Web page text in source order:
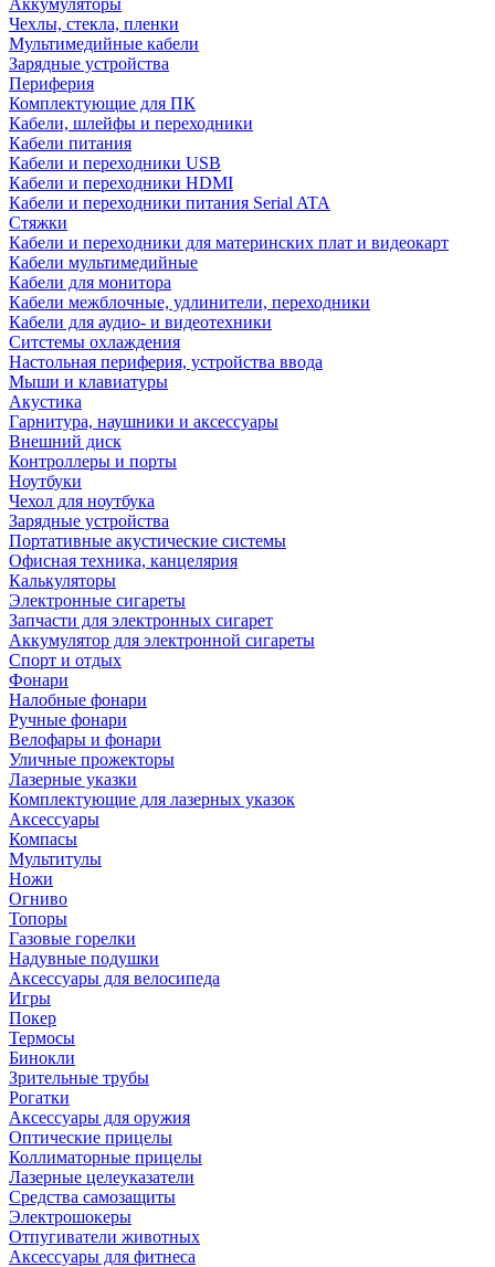
Аккумуляторы
Чехлы, стекла, пленки
Мультимедийные кабели
Зарядные устройства
Периферия
Комплектующие для ПК
Кабели, шлейфы и переходники
Кабели питания
Кабели и переходники USB
Кабели и переходники HDMI
Кабели и переходники питания Serial ATA
Стяжки
Кабели и переходники для материнских плат и видеокарт
Кабели мультимедийные
Кабели для монитора
Кабели межблочные, удлинители, переходники
Кабели для аудио- и видеотехники
Ситстемы охлаждения
Настольная периферия, устройства ввода
Мыши и клавиатуры
Акустика
Гарнитура, наушники и аксессуары
Внешний диск
Контроллеры и порты
Ноутбуки
Чехол для ноутбука
Зарядные устройства
Портативные акустические системы
Офисная техника, канцелярия
Калькуляторы
Электронные сигареты
Запчасти для электронных сигарет
Аккумулятор для электронной сигареты
Спорт и отдых
Фонари
Налобные фонари
Ручные фонари
Велофары и фонари
Уличные прожекторы
Лазерные указки
Комплектующие для лазерных указок
Аксессуары
Компасы
Мультитулы
Ножи
Огниво
Топоры
Газовые горелки
Надувные подушки
Аксессуары для велосипеда
Игры
Покер
Термосы
Бинокли
Зрительные трубы
Рогатки
Аксессуары для оружия
Оптические прицелы
Коллиматорные прицелы
Лазерные целеуказатели
Средства самозащиты
Электрошокеры
Отпугиватели животных
Аксессуары для фитнеса